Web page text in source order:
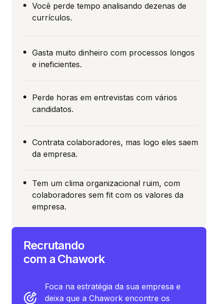
Você perde tempo analisando dezenas de
currículos.
Gasta muito dinheiro com processos longos
e ineficientes.
Perde horas em entrevistas com vários
candidatos.
Contrata colaboradores, mas logo eles saem
da empresa.
Tem um clima organizacional ruim, com
colaboradores sem fit com os valores da
empresa.
Recrutando
com a Chawork
Foca na estratégia da sua empresa e
deixa que a Chawork encontre os